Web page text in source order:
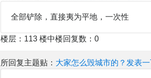
全部铲除，直接夷为平地，一次性
楼层：113 楼中楼回复数：0
所回复主题贴： 大家怎么毁城市的？发表